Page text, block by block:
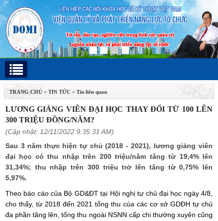
TRANG CHỦ > TIN TỨC > Tin liên quan
LƯƠNG GIẢNG VIÊN ĐẠI HỌC THAY ĐỔI TỪ 100 LÊN
300 TRIỆU ĐỒNG/NĂM?
(Cập nhật: 12/11/2022 9:35:31 AM)
Sau 3 năm thực hiện tự chủ (2018 - 2021), lương giảng viên
đại học có thu nhập trên 200 triệu/năm tăng từ 19,4% lên
31,34%; thu nhập trên 300 triệu trở lên tăng từ 0,75% lên
5,97%.
Theo báo cáo của Bộ GD&ĐT tại Hội nghị tự chủ đại học ngày 4/8,
cho thấy, từ 2018 đến 2021 tổng thu của các cơ sở GDĐH tự chủ
đa phần tăng lên, tổng thu ngoài NSNN cấp chi thường xuyên cũng